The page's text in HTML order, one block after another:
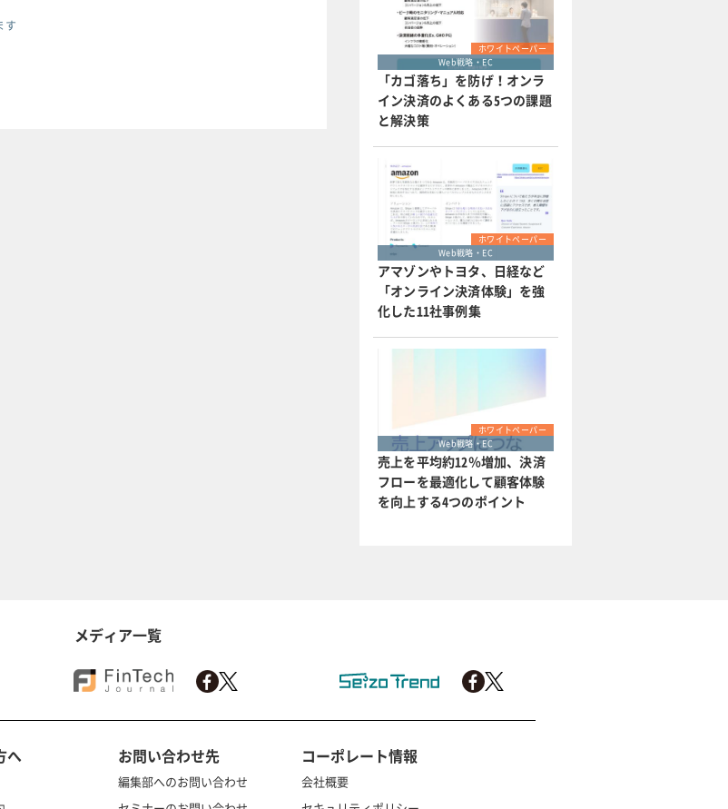
す
ホワイトペーパー
Web戦略・EC
「カゴ落ち」を防げ！オンラ
イン決済のよくある5つの課題
と解決策
ホワイトペーパー
Web戦略・EC
アマゾンやトヨタ、日経など
「オンライン決済体験」を強
化した11社事例集
ホワイトペーパー
Web戦略・EC
売上を平均約12％増加、決済
フローを最適化して顧客体験
を向上する4つのポイント
メディア一覧
へ お問い合わせ先
編集部へのお問い合わせ
コーポレート情報
会社概要